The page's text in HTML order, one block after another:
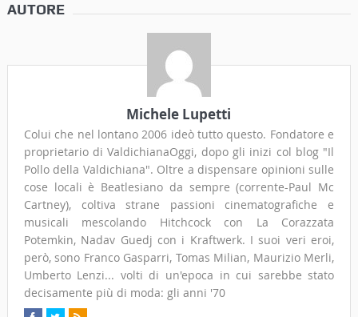
AUTORE
Michele Lupetti
Colui che nel lontano 2006 ideò tutto questo. Fondatore e
proprietario di ValdichianaOggi, dopo gli inizi col blog "Il
Pollo della Valdichiana". Oltre a dispensare opinioni sulle
cose locali è Beatlesiano da sempre (corrente-Paul Mc
Cartney), coltiva strane passioni cinematografiche e
musicali mescolando Hitchcock con La Corazzata
Potemkin, Nadav Guedj con i Kraftwerk. I suoi veri eroi,
però, sono Franco Gasparri, Tomas Milian, Maurizio Merli,
Umberto Lenzi... volti di un'epoca in cui sarebbe stato
decisamente più di moda: gli anni '70